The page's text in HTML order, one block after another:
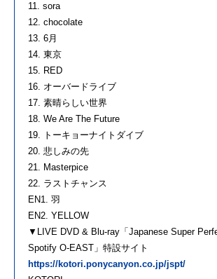
11. sora
12. chocolate
13. 6月
14. 東京
15. RED
16. オーバードライブ
17. 素晴らしい世界
18. We Are The Future
19. トーキョーナイトダイブ
20. 悲しみの先
21. Masterpice
22. ラストチャンス
EN1. 羽
EN2. YELLOW
▼LIVE DVD & Blu-ray「Japanese Super
Spotify O-EAST」特設サイト
https://kotori.ponycanyon.co.jp/jspt/